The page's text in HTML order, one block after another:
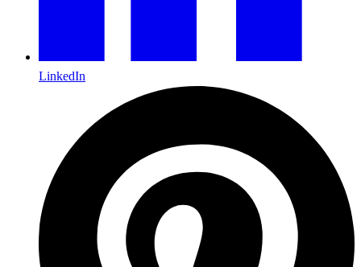
LinkedIn